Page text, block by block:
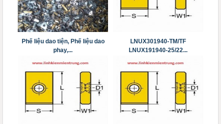
Phế liệu dao tiện, Phế liệu dao
phay,...
LNUX301940-TM/TF
LNUX191940-25/22...